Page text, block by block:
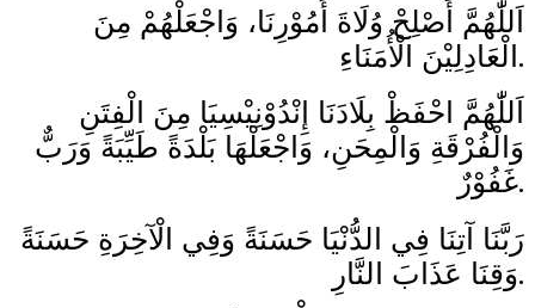
اَللّٰهُمَّ أَصْلِحْ وُلَاةَ أُمُوْرِنَا، وَاجْعَلْهُمْ مِنَ
الْعَادِلِيْنَ الْأُمَنَاءِ.
اَللّٰهُمَّ احْفَظْ بِلَادَنَا إِنْدُوْنِيْسِيَا مِنَ الْفِتَنِ
وَالْفُرْقَةِ وَالْمِحَنِ، وَاجْعَلْهَا بَلْدَةً طَيِّبَةً وَرَبٌّ
غَفُوْرٌ.
رَبَّنَا آتِنَا فِي الدُّنْيَا حَسَنَةً وَفِي الْآخِرَةِ حَسَنَةً
وَقِنَا عَذَابَ النَّارِ.